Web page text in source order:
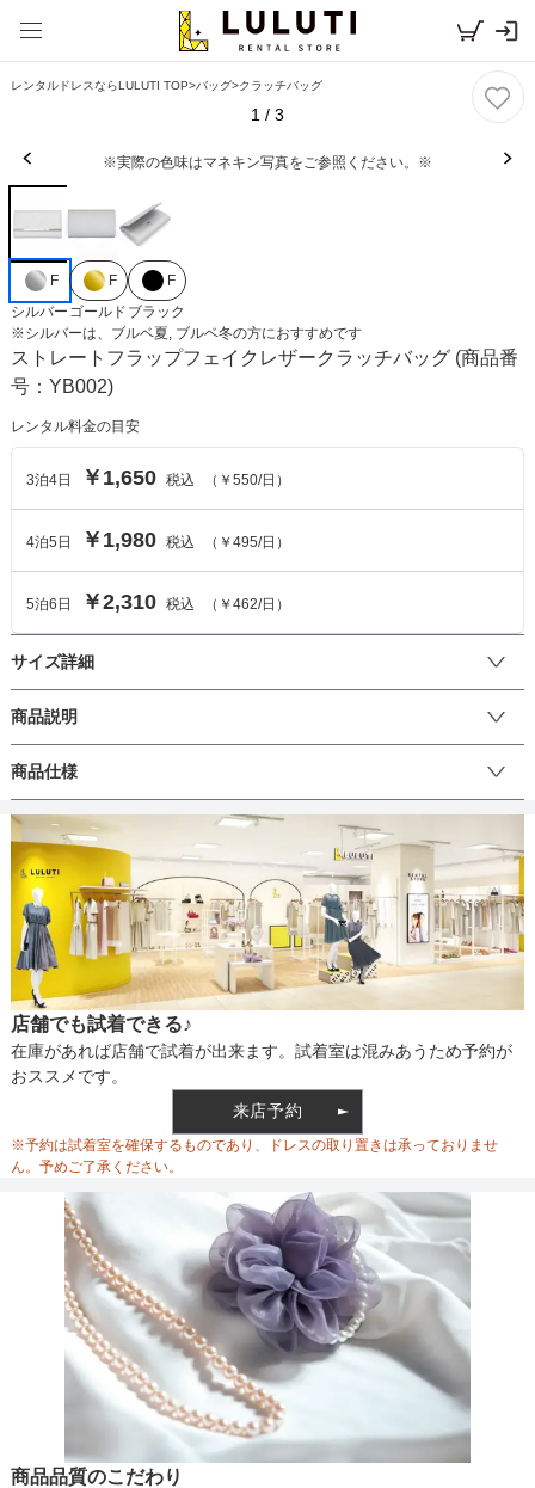
レンタルドレスならLULUTI TOP>バッグ>クラッチバッグ
1 / 3
※実際の色味はマネキン写真をご参照ください。※
F
シルバー
F
ゴールド
F
ブラック
※シルバーは、 ブルベ夏, ブルベ冬の方におすすめです
ストレートフラップフェイクレザークラッチバッグ(商品番
号：YB002)
レンタル料金の目安
3泊4日 ￥1,650 税込 （ ￥550/日）
4泊5 日 ￥1,980 税込 （ ￥495/日）
5泊6 日 ￥2,310 税込 （ ￥462/日）
サイズ詳細
バッグのサイズ
15.5
最大幅
マチ
商品説明
フェイクレザーでシンプルなクラッチバッグです。パーティードレ
スにぴったりなのはもちろん、セレモニースーツにもぴったりで
す！手提げ、クラッチの2WAY使いができます。
商品仕様
丈
生地の厚さ
裏地
ウエスト調整
備考
素材
店舗でも試着できる♪
在庫があれば店舗で試着が出来ます。試着室は混みあうため予約が
おススメです。
来店予約
※予約は試着室を確保するものであり、ドレスの取り置きは承っておりませ
ん。予めご了承ください。
商品品質のこだわり